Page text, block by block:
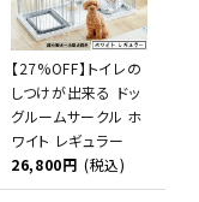
【27%OFF】トイレの
しつけが出来る ドッ
グルームサークル ホ
ワイト レギュラー
26,800円 (税込)